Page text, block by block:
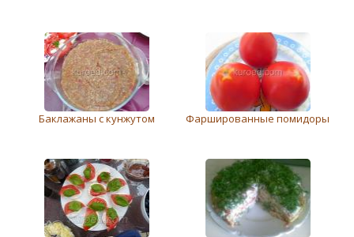
Баклажаны с кунжутом Фаршированные помидоры